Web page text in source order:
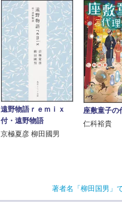
遠野物語ｒｅｍｉｘ
付・遠野物語
京極夏彦 柳田國男
座敷童子の
仁科裕貴
著者名「柳田国男」